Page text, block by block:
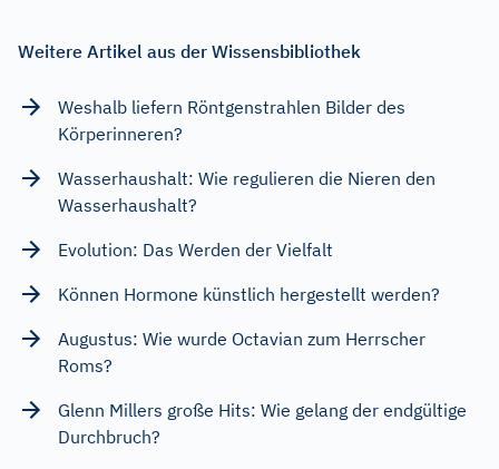
Weitere Artikel aus der Wissensbibliothek
Weshalb liefern Röntgenstrahlen Bilder des
Körperinneren?
Wasserhaushalt: Wie regulieren die Nieren den
Wasserhaushalt?
Evolution: Das Werden der Vielfalt
Können Hormone künstlich hergestellt werden?
Augustus: Wie wurde Octavian zum Herrscher
Roms?
Glenn Millers große Hits: Wie gelang der endgültige
Durchbruch?